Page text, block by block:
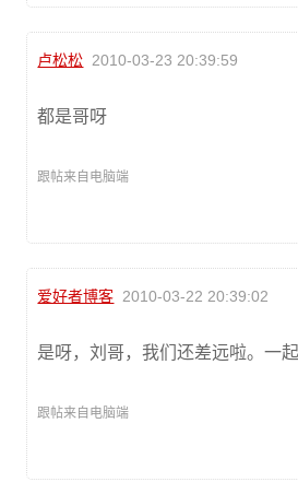
卢松松 2010-03-23 20:39:59
都是哥呀
跟帖来自电脑端
爱好者博客 2010-03-22 20:39:02
是呀，刘哥，我们还差远啦。一起
跟帖来自电脑端